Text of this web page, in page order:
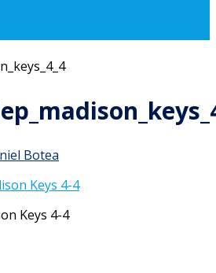
Botea
Keys 4-4